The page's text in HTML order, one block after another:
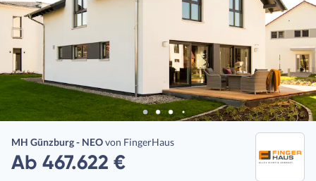
MH Günzburg - NEOvon FingerHaus
Ab 467.622 €